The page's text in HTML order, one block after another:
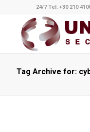
24/7 Tel. +30 210
Tag Archive for: